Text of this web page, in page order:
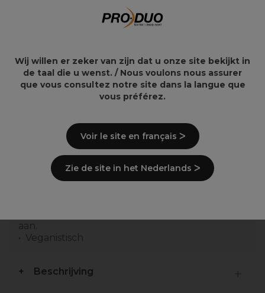
Paarsshampoo 1L
Overzicht
Een diep hydraterende shampoo ontworpen
om droog en beschadigd haar te voeden.
Herstelt verloren vocht zonder het haar te
aan.
Veganistisch
Beschrijving
Wij willen er zeker van zijn dat u onze site bekijkt in
de taal die u wenst. / Nous voulons nous assurer
que vous consultez notre site dans la langue que
vous préférez.
Voir le site en français ᐳ
Zie de site in het Nederlands ᐳ